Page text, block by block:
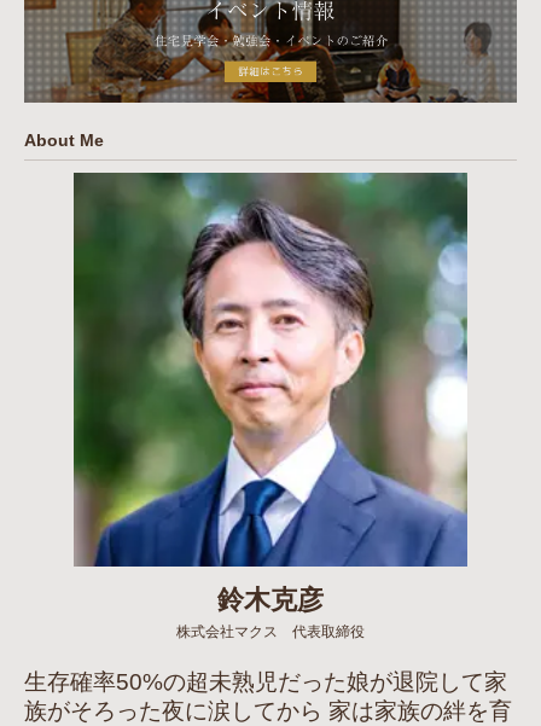
About Me
鈴木克彦
株式会社マクス 代表取締役
生存確率50%の超未熟児だった娘が退院して家
族がそろった夜に涙してから 家は家族の絆を育